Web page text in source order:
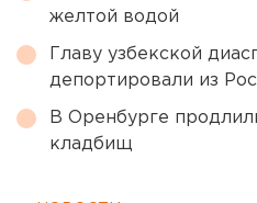
желтой водой
Главу узбекской
депортировали из
В Оренбурге
кладбищ